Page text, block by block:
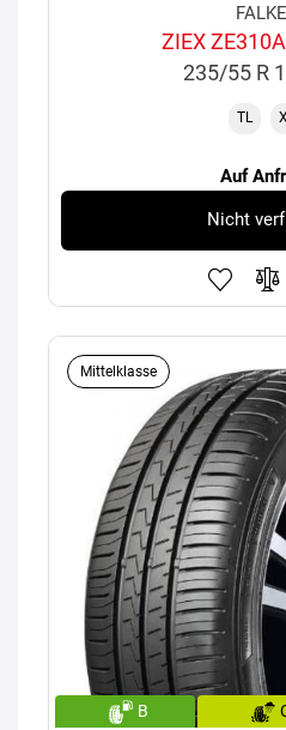
ZIEX
235/55 R
TL
Auf
Nicht
Mittelklasse
B